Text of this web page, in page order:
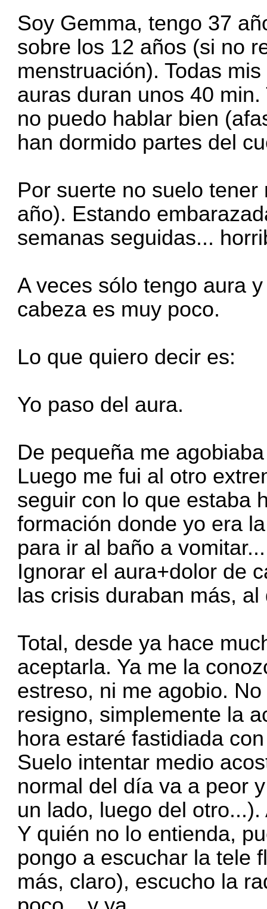
Soy Gemma, tengo 37
sobre los 12 años (si no
menstruación). Todas
auras duran unos 40
no puedo hablar bien
han dormido partes del
Por suerte no suelo
año). Estando
semanas seguidas...
A veces sólo tengo aura
cabeza es muy poco.
Lo que quiero decir es:
Yo paso del aura.
De pequeña me
Luego me fui al otro
seguir con lo que estaba
formación donde yo era
para ir al baño a vomitar...
Ignorar el aura+dolor de
las crisis duraban más,
Total, desde ya hace
aceptarla. Ya me la
estreso, ni me agobio.
resigno, simplemente la
hora estaré fastidiada
Suelo intentar medio
normal del día va a peor
un lado, luego del
Y quién no lo entienda,
pongo a escuchar la tele
más, claro), escucho la